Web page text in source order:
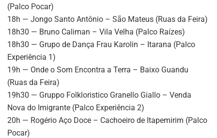
(Palco Pocar)
18h — Jongo Santo Antônio – São Mateus (Ruas da Feira)
18h30 — Bruno Caliman – Vila Velha (Palco Raízes)
18h30 — Grupo de Dança Frau Karolin – Itarana (Palco
Experiência 1)
19h — Onde o Som Encontra a Terra – Baixo Guandu
(Ruas da Feira)
19h30 — Gruppo Folkloristico Granello Giallo – Venda
Nova do Imigrante (Palco Experiência 2)
20h — Rogério Aço Doce – Cachoeiro de Itapemirim (Palco
Pocar)